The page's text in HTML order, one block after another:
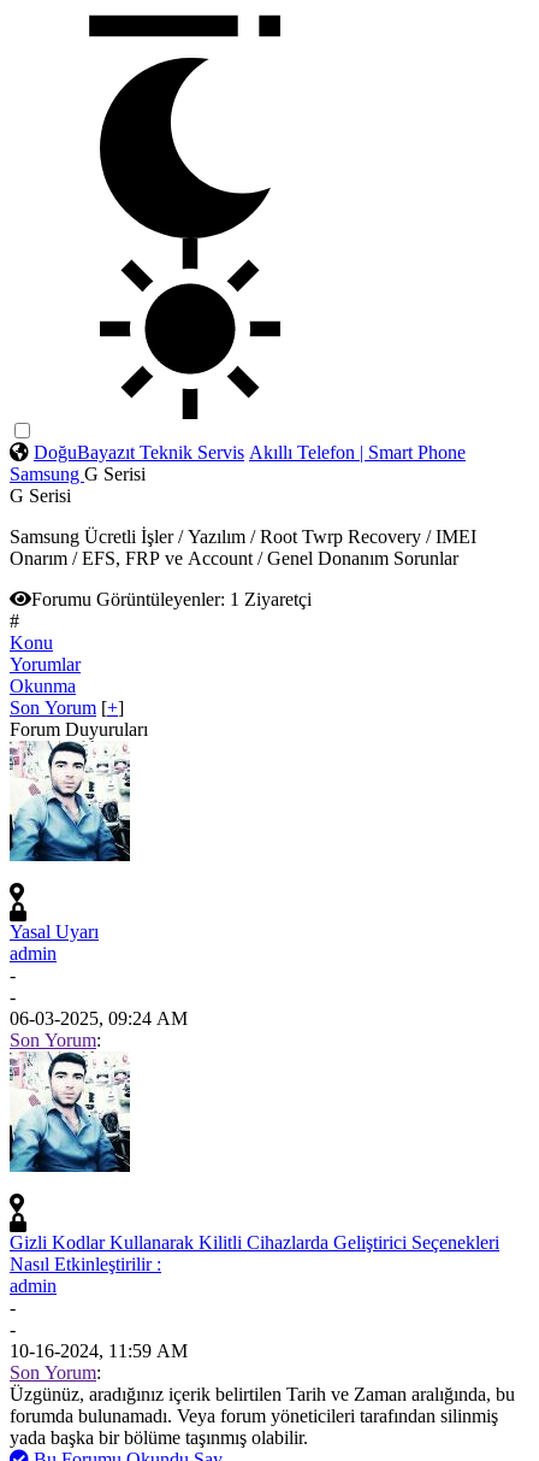
DoğuBayazıt Teknik Servis Akıllı Telefon | Smart Phone
Samsung G Serisi
G Serisi
Samsung Ücretli İşler / Yazılım / Root Twrp Recovery / IMEI
Onarım / EFS, FRP ve Account / Genel Donanım Sorunlar
Forumu Görüntüleyenler: 1 Ziyaretçi
#
Konu
Yorumlar
Okunma
Son Yorum [+]
Forum Duyuruları
Yasal Uyarı
admin
-
-
06-03-2025, 09:24 AM
Son Yorum:
Gizli Kodlar Kullanarak Kilitli Cihazlarda Geliştirici Seçenekleri
Nasıl Etkinleştirilir :
admin
-
-
10-16-2024, 11:59 AM
Son Yorum:
Üzgünüz, aradığınız içerik belirtilen Tarih ve Zaman aralığında, bu
forumda bulunamadı. Veya forum yöneticileri tarafından silinmiş
yada başka bir bölüme taşınmış olabilir.